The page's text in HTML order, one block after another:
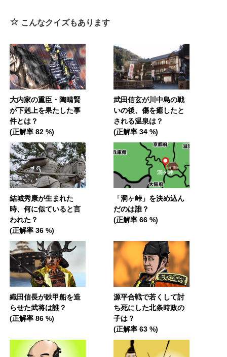
こんなクイズもあります
大内家の重臣・陶晴賢
が下剋上を果たした事
件とは？
(正解率 82 %)
武田信玄が川中島の戦
いの後、傷を癒したと
される温泉は？
(正解率 34 %)
結城秀康が生まれた
時、何に似ていると言
われた？
(正解率 36 %)
「洞ヶ峠」を決め込ん
だのは誰？
(正解率 66 %)
織田信長が鉄甲船を造
らせた武将は誰？
(正解率 86 %)
源平合戦で若くして討
ち死にした北条時政の
子は？
(正解率 63 %)